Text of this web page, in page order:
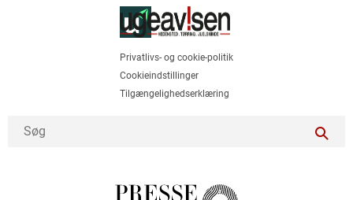
Privatlivs- og cookie-politik
Cookieindstillinger
Tilgængelighedserklæring